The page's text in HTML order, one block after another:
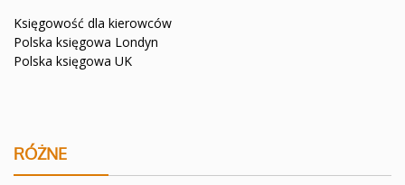
Księgowość dla kierowców
Polska księgowa Londyn
Polska księgowa UK
RÓŻNE